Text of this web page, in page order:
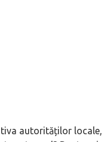
autorităților